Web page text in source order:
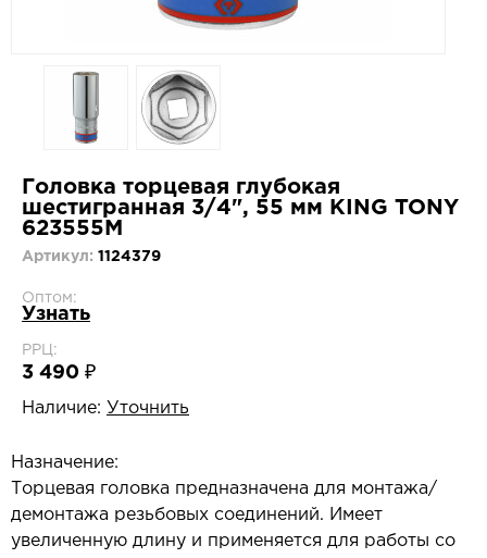
Головка торцевая глубокая
шестигранная 3/4", 55 мм KING TONY
623555M
Артикул: 1124379
Оптом:
Узнать
РРЦ:
3 490 ₽
Наличие: Уточнить
Назначение:
Торцевая головка предназначена для монтажа/
демонтажа резьбовых соединений. Имеет
увеличенную длину и применяется для работы со